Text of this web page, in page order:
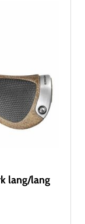
lang/lang